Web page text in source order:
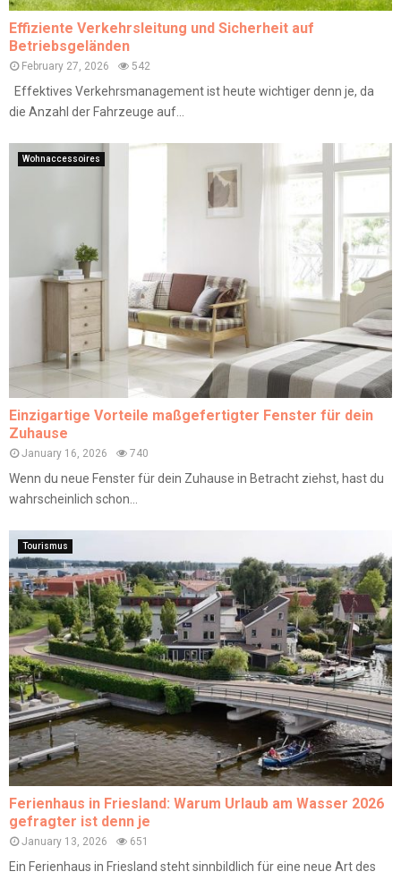
Effiziente Verkehrsleitung und Sicherheit auf
Betriebsgeländen
February 27, 2026 542
Effektives Verkehrsmanagement ist heute wichtiger denn je, da
die Anzahl der Fahrzeuge auf...
Wohnaccessoires
Einzigartige Vorteile maßgefertigter Fenster für dein
Zuhause
January 16, 2026 740
Wenn du neue Fenster für dein Zuhause in Betracht ziehst, hast du
wahrscheinlich schon...
Tourismus
Ferienhaus in Friesland: Warum Urlaub am Wasser 2026
gefragter ist denn je
January 13, 2026 651
Ein Ferienhaus in Friesland steht sinnbildlich für eine neue Art des